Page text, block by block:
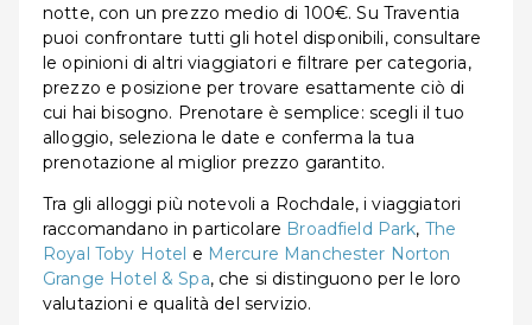
notte, con un prezzo medio di 100€. Su Traventia
puoi confrontare tutti gli hotel disponibili, consultare
le opinioni di altri viaggiatori e filtrare per categoria,
prezzo e posizione per trovare esattamente ciò di
cui hai bisogno. Prenotare è semplice: scegli il tuo
alloggio, seleziona le date e conferma la tua
prenotazione al miglior prezzo garantito.
Tra gli alloggi più notevoli a Rochdale, i viaggiatori
raccomandano in particolare Broadfield Park, The
Royal Toby Hotel e Mercure Manchester Norton
Grange Hotel & Spa, che si distinguono per le loro
valutazioni e qualità del servizio.